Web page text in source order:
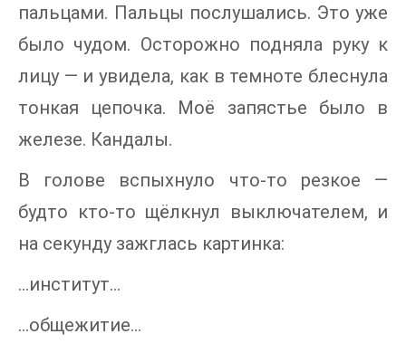
пальцами. Пальцы послушались. Это уже
было чудом. Осторожно подняла руку к
лицу — и увидела, как в темноте блеснула
тонкая цепочка. Моё запястье было в
железе. Кандалы.
В голове вспыхнуло что-то резкое —
будто кто-то щёлкнул выключателем, и
на секунду зажглась картинка:
…институт…
…общежитие…